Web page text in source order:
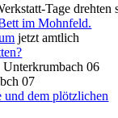
Tage drehten
im Mohnfeld.
jetzt amtlich
06
07
und dem plötzlichen